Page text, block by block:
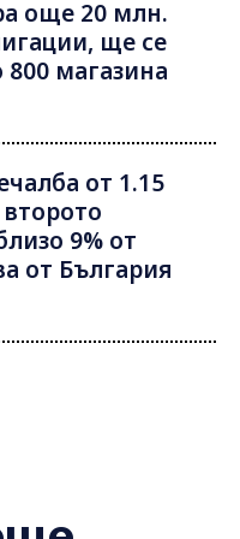
още 20 млн.
ще се
магазина
от 1.15
9% от
от България